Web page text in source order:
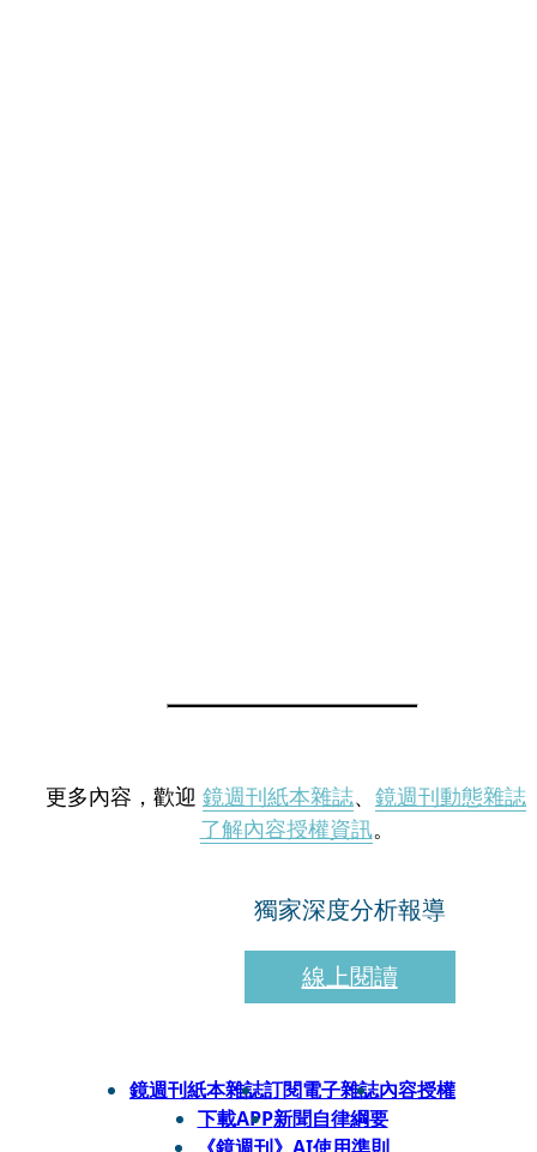
更多內容，歡迎 鏡週刊紙本雜誌、 鏡週刊動態雜誌
了解內容授權資訊。
獨家深度分析報導
線上閱讀
鏡週刊紙本雜誌訂閱電子雜誌內容授權
下載APP新聞自律綱要